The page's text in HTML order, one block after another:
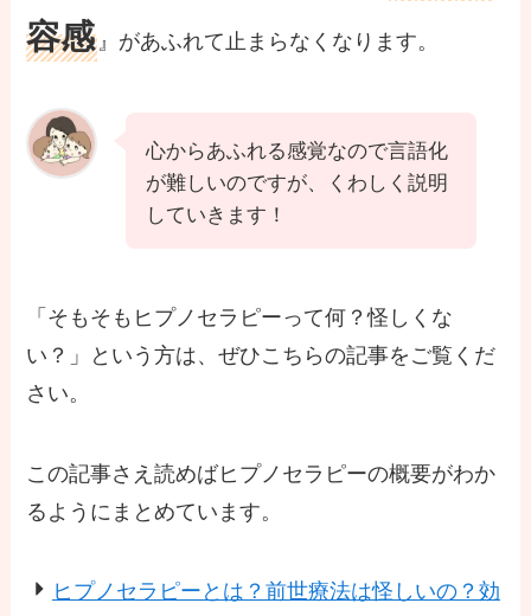
容感 』があふれて止まらなくなります。
心からあふれる感覚なので言語化
が難しいのですが、くわしく説明
していきます！
「そもそもヒプノセラピーって何？怪しくな
い？」という方は、ぜひこちらの記事をご覧くだ
さい。
この記事さえ読めばヒプノセラピーの概要がわか
るようにまとめています。
ヒプノセラピーとは？前世療法は怪しいの？効